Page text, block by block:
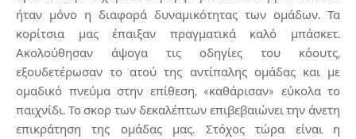
ήταν μόνο η διαφορά δυναμικότητας των ομάδων. Τα
κορίτσια μας έπαιξαν πραγματικά καλό μπάσκετ.
Ακολούθησαν άψογα τις οδηγίες του κόουτς,
εξουδετέρωσαν το ατού της αντίπαλης ομάδας και με
ομαδικό πνεύμα στην επίθεση, «καθάρισαν» εύκολα το
παιχνίδι. Το σκορ των δεκαλέπτων επιβεβαιώνει την άνετη
επικράτηση της ομάδας μας. Στόχος τώρα είναι η